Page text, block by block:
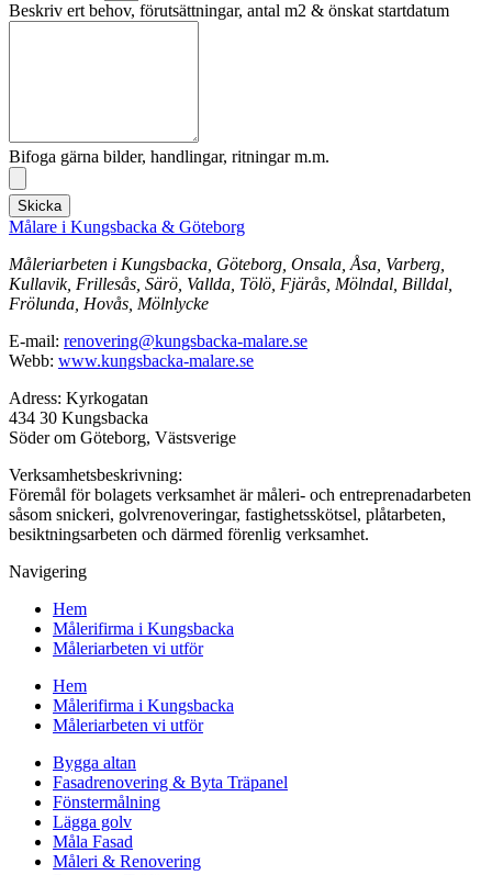
Beskriv ert behov, förutsättningar, antal m2 & önskat startdatum
Bifoga gärna bilder, handlingar, ritningar m.m.
Skicka
Målare i Kungsbacka & Göteborg
Måleriarbeten i Kungsbacka, Göteborg, Onsala, Åsa, Varberg,
Kullavik, Frillesås, Särö, Vallda, Tölö, Fjärås, Mölndal, Billdal,
Frölunda, Hovås, Mölnlycke
E-mail: renovering@kungsbacka-malare.se
Webb: www.kungsbacka-malare.se
Adress: Kyrkogatan
434 30 Kungsbacka
Söder om Göteborg, Västsverige
Verksamhetsbeskrivning:
Föremål för bolagets verksamhet är måleri- och entreprenadarbeten
såsom snickeri, golvrenoveringar, fastighetsskötsel, plåtarbeten,
besiktningsarbeten och därmed förenlig verksamhet.
Navigering
Hem
Målerifirma i Kungsbacka
Måleriarbeten vi utför
Hem
Målerifirma i Kungsbacka
Måleriarbeten vi utför
Bygga altan
Fasadrenovering & Byta Träpanel
Fönstermålning
Lägga golv
Måla Fasad
Måleri & Renovering